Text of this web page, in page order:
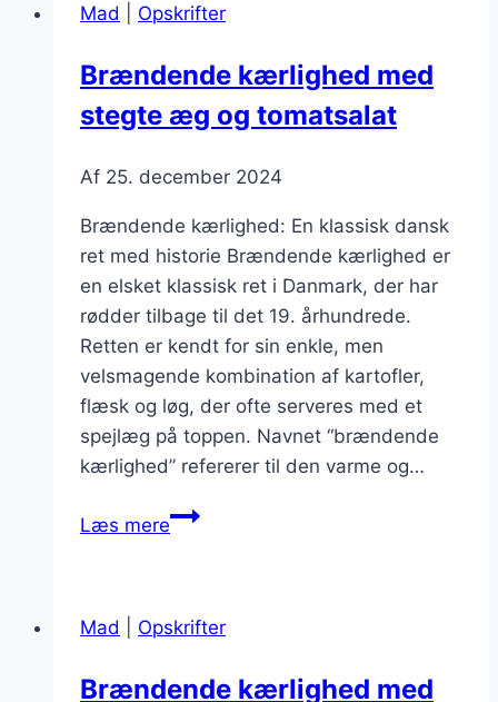
Mad Opskrifter
Brændende kærlighed med
stegte æg og tomatsalat
Af 25. december 2024
Brændende kærlighed: En klassisk dansk
ret med historie Brændende kærlighed er
en elsket klassisk ret i Danmark, der har
rødder tilbage til det 19. århundrede.
Retten er kendt for sin enkle, men
velsmagende kombination af kartofler,
flæsk og løg, der ofte serveres med et
spejlæg på toppen. Navnet “brændende
kærlighed” refererer til den varme og…
Læs mereBrændende
æg
tomatsalat
Mad Opskrifter
Brændende kærlighed med